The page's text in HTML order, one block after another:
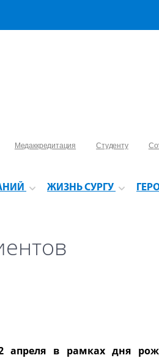
Медаккредитация Студенту
ЖИЗНЬ СУРГУ
апреля в рамках дня